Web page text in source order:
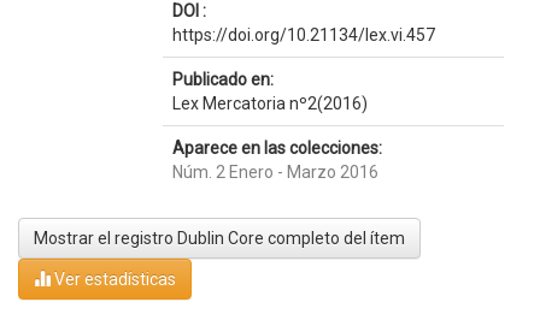
DOI :
https://doi.org/10.21134/lex.vi.457
Publicado en:
Lex Mercatoria nº2(2016)
Aparece en las colecciones:
Núm. 2 Enero - Marzo 2016
Mostrar el registro Dublin Core completo del ítem
Ver estadísticas